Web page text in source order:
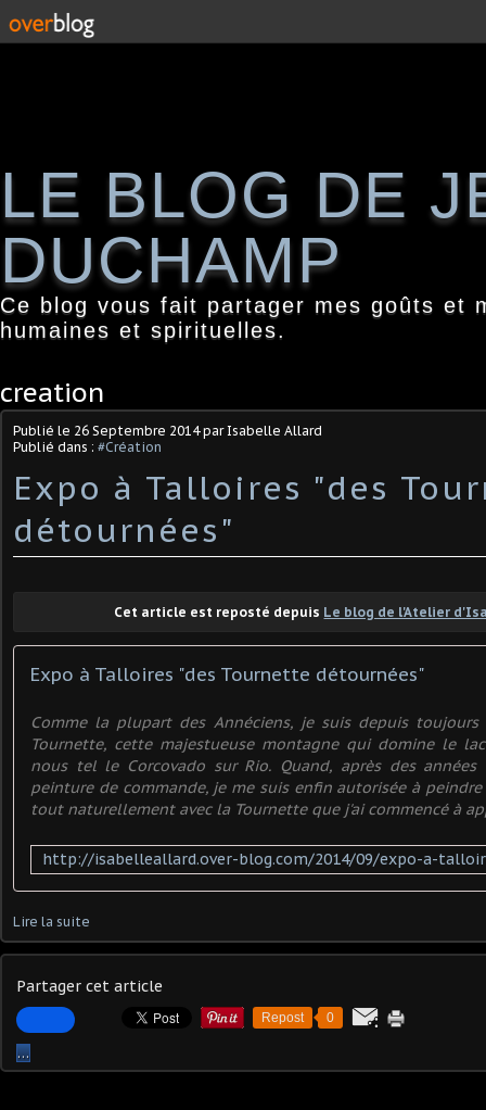
LE BLOG DE
DUCHAMP
Ce blog vous fait partager mes goûts et
humaines et spirituelles.
creation
Publié le 26 Septembre 2014par Isabelle Allard
Publié dans : #Création
Expo à Talloires "des
détournées"
Cet article est reposté depuis Le blog de l'Atelier
Expo à Talloires "des Tournette détournées"
Comme la plupart des Annéciens, je suis depuis
Tournette, cette majestueuse montagne qui domine le
nous tel le Corcovado sur Rio. Quand, après des
peinture de commande, je me suis enfin autorisée à
tout naturellement avec la Tournette que j'ai commencé à
Lire la suite
Partager cet article
Repost 0
…